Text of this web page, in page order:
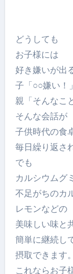
どうしても
お子様には
好き嫌いが出
子「○○嫌い！」
親「そんなこ
そんな会話が
子供時代の食
毎日繰り返さ
でも
カルシウムグ
不足がちのカ
レモンなどの
美味しい味と
簡単に継続し
摂取できます。
これならお子